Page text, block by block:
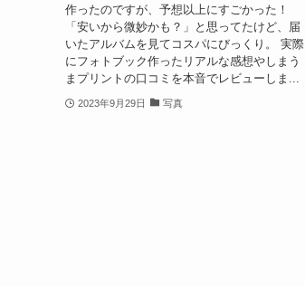
作ったのですが、予想以上にすごかった！
「安いから微妙かも？」と思ってたけど、届
いたアルバムを見てコスパにびっくり。 実際
にフォトブック作ったリアルな感想やしまう
まプリントの口コミを本音でレビューしま...
2023年9月29日 写真